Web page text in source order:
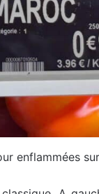
enflammées